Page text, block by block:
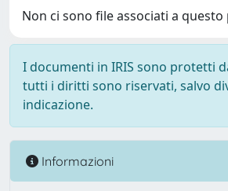
Non ci sono file associati a
I documenti in IRIS sono protetti
tutti i diritti sono riservati, salvo
indicazione.
Informazioni